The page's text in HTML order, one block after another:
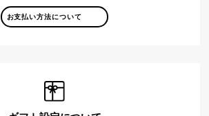
お支払い方法について